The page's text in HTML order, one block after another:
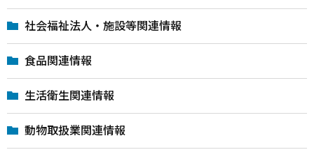
社会福祉法人・施設等関連情報
食品関連情報
生活衛生関連情報
動物取扱業関連情報